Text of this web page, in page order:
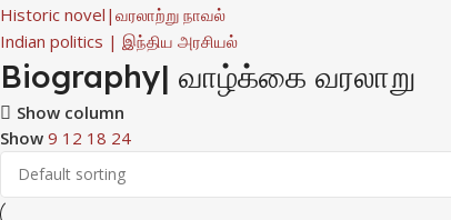
Historic novel|வரலாற்று நாவல்
Indian politics | இந்திய அரசியல்
Biography| வாழ்க்கை வரலாறு
Show column
Show 9 12 18 24